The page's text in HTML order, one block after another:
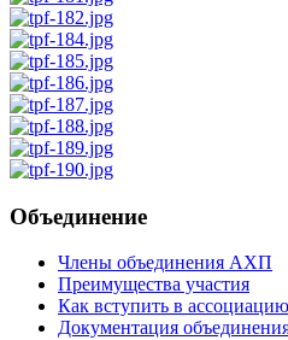
Объединение
Члены объединения АХП
Преимущества участия
Как вступить в ассоциацию
Документация